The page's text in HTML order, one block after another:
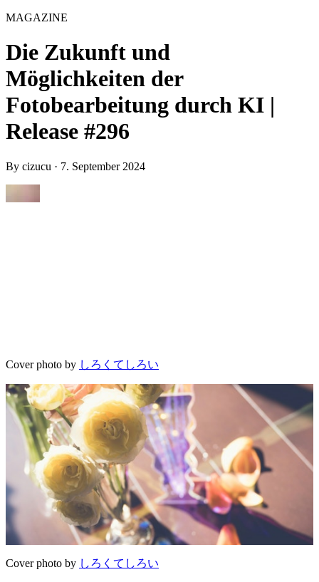
MAGAZINE
Die Zukunft und
Möglichkeiten der
Fotobearbeitung durch KI |
Release #296
By cizucu · 7. September 2024
Cover photo by しろくてしろい
Cover photo by しろくてしろい